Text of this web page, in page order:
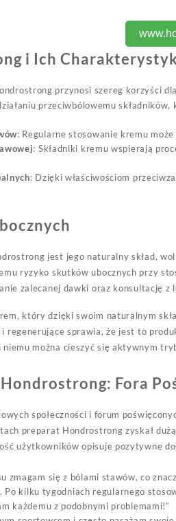
i Ich
przynosi szereg korzyści
przeciwbólowemu
: Regularne stosowanie kremu
: Składniki kremu wspierają
: Dzięki właściwościom
jest jego naturalny skład,
ryzyko skutków ubocznych przy
zalecanej dawki oraz konsultację
który dzięki swoim naturalnym
regenerujące sprawia, że jest to
można cieszyć się aktywnym
Fora
społeczności i forum
preparat Hondrostrong zyskał
użytkowników opisuje pozytywne
zmagam się z bólami stawów, co
Po kilku tygodniach regularnego
każdemu z podobnymi problemami!”